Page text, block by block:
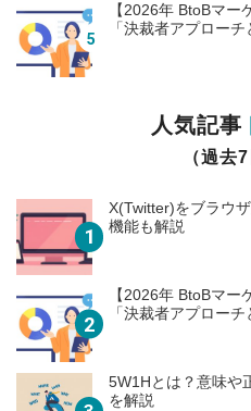
【2026年 BtoBマ
「決裁者アプローチ
人気記事
（過去
X(Twitter)をブラウ
機能も解説
【2026年 BtoBマ
「決裁者アプローチ
5W1Hとは？意味や
を解説